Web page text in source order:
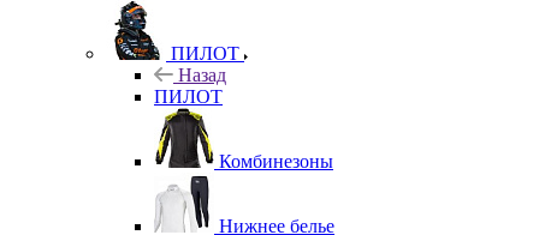
ПИЛОТ
Назад
ПИЛОТ
Комбинезоны
Нижнее белье